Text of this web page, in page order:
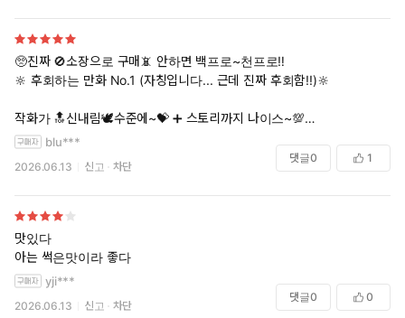
🥺진짜 🚫소장으로 구매📵 안하면 백프로~천프로‼️
🔆 후회하는 만화 No.1 (자칭입니다... 근데 진짜 후회함!!)🔆
작화가 🔝신내림🕊️수준에~💝 ➕ 스토리까지 나이스~💯
㊗️런칭✍🏻되자마자 바로 구매한 사람으로..💃🏻🤳🏻🕺🏻
딱히 🎄이벤트✨아니여도 충분히 🌈최고의 작품📖📚이라 절대!! 네이버!!
👩🏻‍🎨🧑🏽‍🎨👨🏾‍🎨 후회안하실 거에요🎁
저는 다시 🫣재탕하러 갑니다..🤭👍🏻🙏🏻
🎈총총..🛋️📖🛌
blu***
2026.06.13 신고 차단
댓글0 1
맛있다
아는 썩은맛이라 좋다
yji***
2026.06.13 신고 차단
댓글0 0